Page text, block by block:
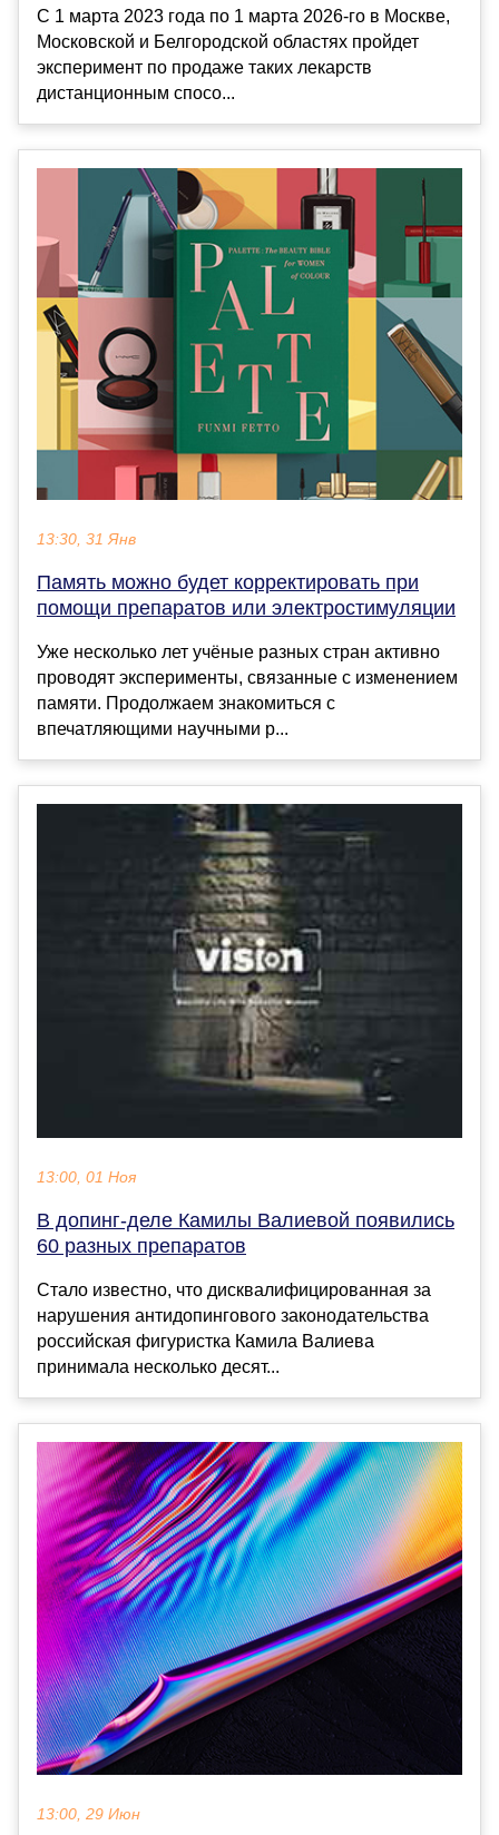
С 1 марта 2023 года по 1 марта 2026-го в Москве,
Московской и Белгородской областях пройдет
эксперимент по продаже таких лекарств
дистанционным спосо...
13:30, 31 Янв
Память можно будет корректировать при
помощи препаратов или электростимуляции
Уже несколько лет учёные разных стран активно
проводят эксперименты, связанные с изменением
памяти. Продолжаем знакомиться с
впечатляющими научными р...
13:00, 01 Ноя
В допинг-деле Камилы Валиевой появились
60 разных препаратов
Стало известно, что дисквалифицированная за
нарушения антидопингового законодательства
российская фигуристка Камила Валиева
принимала несколько десят...
13:00, 29 Июн